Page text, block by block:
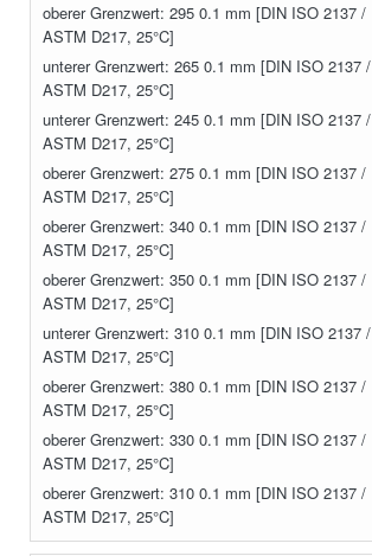
oberer Grenzwert: 295 0.1 mm [DIN ISO 2137 /
ASTM D217, 25°C]
unterer Grenzwert: 265 0.1 mm [DIN ISO 2137 /
ASTM D217, 25°C]
unterer Grenzwert: 245 0.1 mm [DIN ISO 2137 /
ASTM D217, 25°C]
oberer Grenzwert: 275 0.1 mm [DIN ISO 2137 /
ASTM D217, 25°C]
oberer Grenzwert: 340 0.1 mm [DIN ISO 2137 /
ASTM D217, 25°C]
oberer Grenzwert: 350 0.1 mm [DIN ISO 2137 /
ASTM D217, 25°C]
unterer Grenzwert: 310 0.1 mm [DIN ISO 2137 /
ASTM D217, 25°C]
oberer Grenzwert: 380 0.1 mm [DIN ISO 2137 /
ASTM D217, 25°C]
oberer Grenzwert: 330 0.1 mm [DIN ISO 2137 /
ASTM D217, 25°C]
oberer Grenzwert: 310 0.1 mm [DIN ISO 2137 /
ASTM D217, 25°C]